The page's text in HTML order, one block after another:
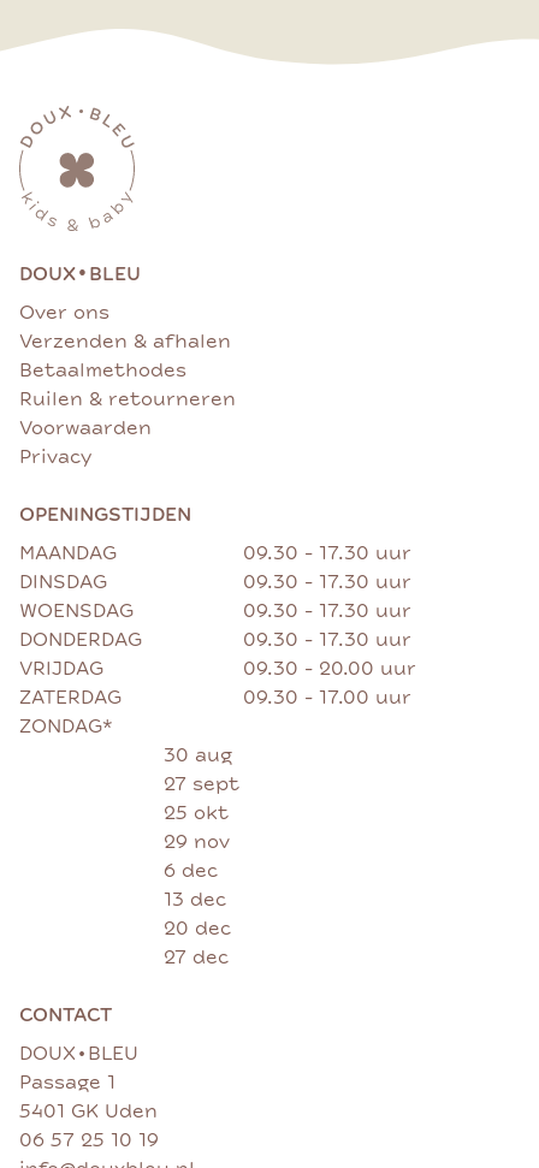
DOUX• BLEU
Over ons
Verzenden & afhalen
Betaalmethodes
Ruilen & retourneren
Voorwaarden
Privacy
OPENINGSTIJDEN
MAANDAG
09.30 - 17.30 uur
DINSDAG
09.30 - 17.30 uur
WOENSDAG
09.30 - 17.30 uur
DONDERDAG
09.30 - 17.30 uur
VRIJDAG
09.30 - 20.00 uur
ZATERDAG
09.30 - 17.00 uur
ZONDAG*
30 aug
27 sept
25 okt
29 nov
6 dec
13 dec
20 dec
27 dec
CONTACT
DOUX • BLEU
Passage 1
5401 GK Uden
06 57 25 10 19